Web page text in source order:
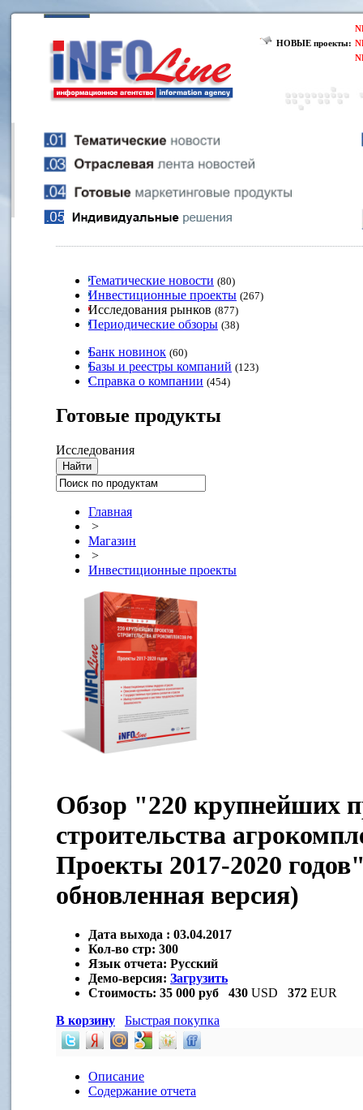
НОВЫЕ проекты:
Тематические новости (80)
Инвестиционные проекты (267)
Исследования рынков (877)
Периодические обзоры (38)
Банк новинок (60)
Базы и реестры компаний (123)
Справка о компании (454)
Готовые продукты
Исследования
Главная
>
Магазин
>
Инвестиционные проекты
Обзор "220 крупнейших
строительства
Проекты 2017-2020
обновленная версия)
Дата выхода : 03.04.2017
Кол-во стр: 300
Язык отчета: Русский
Демо-версия: Загрузить
Стоимость: 35 000 руб 430 USD 372 EUR
В корзину
Быстрая покупка
Описание
Содержание отчета